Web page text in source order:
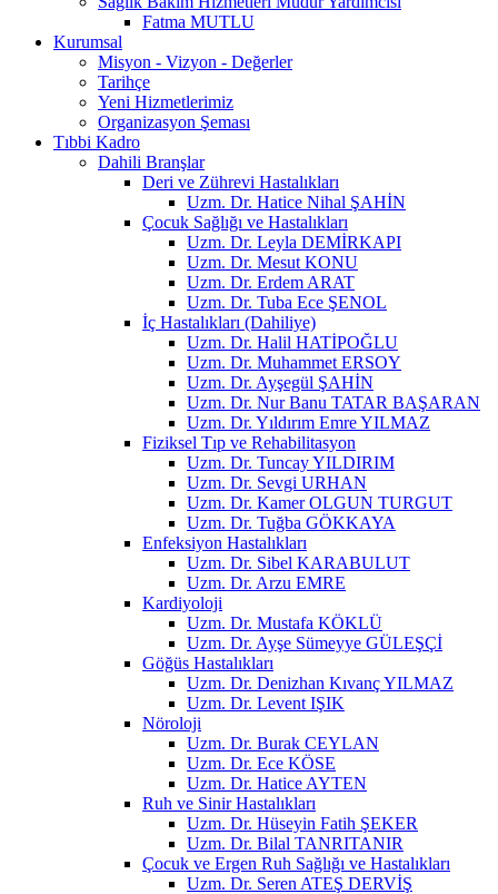
Fatma MUTLU
Kurumsal
Misyon - Vizyon - Değerler
Tarihçe
Yeni Hizmetlerimiz
Organizasyon Şeması
Tıbbi Kadro
Dahili Branşlar
Deri ve Zührevi Hastalıkları
Uzm. Dr. Hatice Nihal ŞAHİN
Çocuk Sağlığı ve Hastalıkları
Uzm. Dr. Leyla DEMİRKAPI
Uzm. Dr. Mesut KONU
Uzm. Dr. Erdem ARAT
Uzm. Dr. Tuba Ece ŞENOL
İç Hastalıkları (Dahiliye)
Uzm. Dr. Halil HATİPOĞLU
Uzm. Dr. Muhammet ERSOY
Uzm. Dr. Ayşegül ŞAHİN
Uzm. Dr. Nur Banu TATAR BAŞARAN
Uzm. Dr. Yıldırım Emre YILMAZ
Fiziksel Tıp ve Rehabilitasyon
Uzm. Dr. Tuncay YILDIRIM
Uzm. Dr. Sevgi URHAN
Uzm. Dr. Kamer OLGUN TURGUT
Uzm. Dr. Tuğba GÖKKAYA
Enfeksiyon Hastalıkları
Uzm. Dr. Sibel KARABULUT
Uzm. Dr. Arzu EMRE
Kardiyoloji
Uzm. Dr. Mustafa KÖKLÜ
Uzm. Dr. Ayşe Sümeyye GÜLEŞÇİ
Göğüs Hastalıkları
Uzm. Dr. Denizhan Kıvanç YILMAZ
Uzm. Dr. Levent IŞIK
Nöroloji
Uzm. Dr. Burak CEYLAN
Uzm. Dr. Ece KÖSE
Uzm. Dr. Hatice AYTEN
Ruh ve Sinir Hastalıkları
Uzm. Dr. Hüseyin Fatih ŞEKER
Uzm. Dr. Bilal TANRITANIR
Çocuk ve Ergen Ruh Sağlığı ve Hastalıkları
Uzm. Dr. Seren ATEŞ DERVİŞ